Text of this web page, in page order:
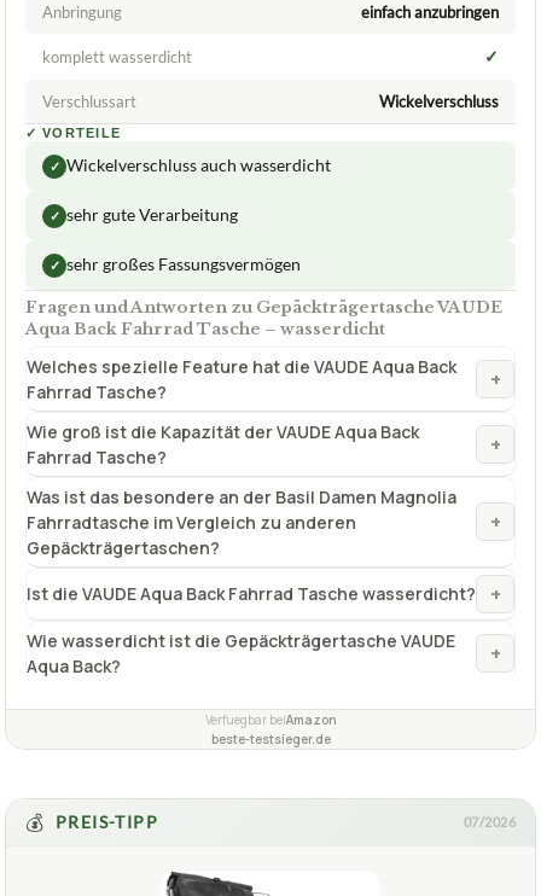
Anbringung einfach anzubringen
komplett wasserdicht ✓
Verschlussart Wickelverschluss
✓ VORTEILE
✓ Wickelverschluss auch wasserdicht
✓ sehr gute Verarbeitung
✓ sehr großes Fassungsvermögen
Fragen und Antworten zu Gepäckträgertasche VAUDE
Aqua Back Fahrrad Tasche – wasserdicht
Welches spezielle Feature hat die VAUDE Aqua Back
Fahrrad Tasche?
+
Wie groß ist die Kapazität der VAUDE Aqua Back
Fahrrad Tasche?
+
Was ist das besondere an der Basil Damen Magnolia
Fahrradtasche im Vergleich zu anderen
Gepäckträgertaschen?
+
Ist die VAUDE Aqua Back Fahrrad Tasche wasserdicht? +
Wie wasserdicht ist die Gepäckträgertasche VAUDE
Aqua Back?
+
Verfuegbar beiAmazon
beste-testsieger.de
💰 PREIS-TIPP 07/2026